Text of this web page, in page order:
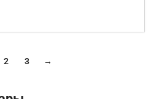
2 3 →